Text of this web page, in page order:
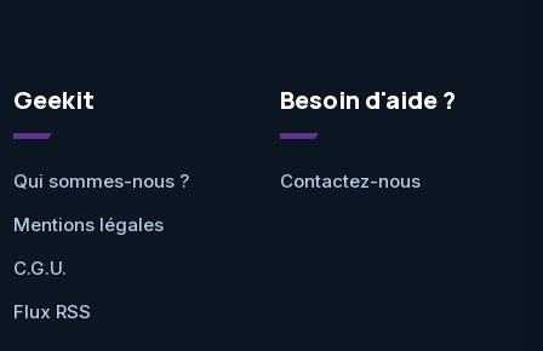
Geekit
Qui sommes-nous ?
Mentions légales
C.G.U.
Flux RSS
Besoin d'aide ?
Contactez-nous